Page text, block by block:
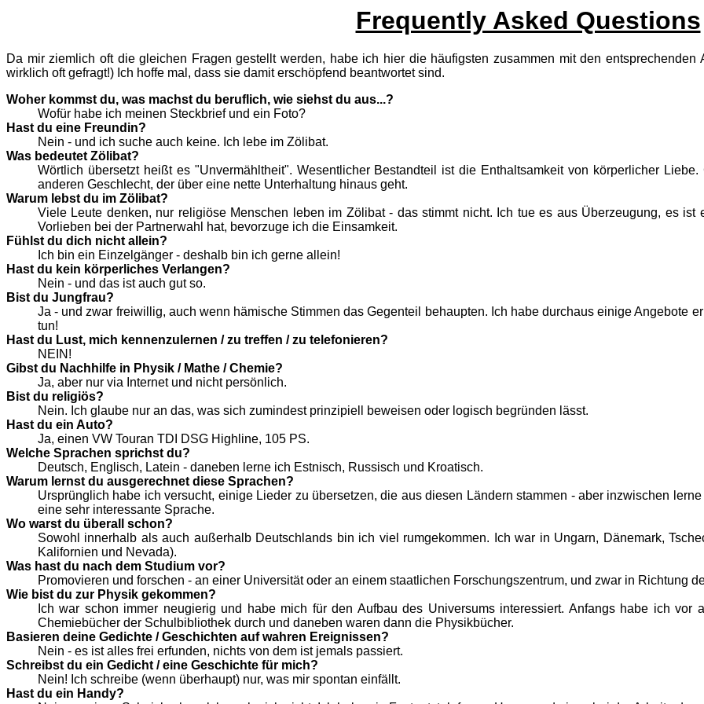
Frequently Asked Questions
Da mir ziemlich oft die gleichen Fragen gestellt werden, habe ich hier die häufigsten zusammen mit den
wirklich oft gefragt!) Ich hoffe mal, dass sie damit erschöpfend beantwortet sind.
Woher kommst du, was machst du beruflich, wie siehst du aus...?
Wofür habe ich meinen Steckbrief und ein Foto?
Hast du eine Freundin?
Nein - und ich suche auch keine. Ich lebe im Zölibat.
Was bedeutet Zölibat?
Wörtlich übersetzt heißt es "Unvermähltheit". Wesentlicher Bestandteil ist die Enthaltsamkeit von körperlicher
anderen Geschlecht, der über eine nette Unterhaltung hinaus geht.
Warum lebst du im Zölibat?
Viele Leute denken, nur religiöse Menschen leben im Zölibat - das stimmt nicht. Ich tue es aus Überzeugung, es
Vorlieben bei der Partnerwahl hat, bevorzuge ich die Einsamkeit.
Fühlst du dich nicht allein?
Ich bin ein Einzelgänger - deshalb bin ich gerne allein!
Hast du kein körperliches Verlangen?
Nein - und das ist auch gut so.
Bist du Jungfrau?
Ja - und zwar freiwillig, auch wenn hämische Stimmen das Gegenteil behaupten. Ich habe durchaus einige Angebote
tun!
Hast du Lust, mich kennenzulernen / zu treffen / zu telefonieren?
NEIN!
Gibst du Nachhilfe in Physik / Mathe / Chemie?
Ja, aber nur via Internet und nicht persönlich.
Bist du religiös?
Nein. Ich glaube nur an das, was sich zumindest prinzipiell beweisen oder logisch begründen lässt.
Hast du ein Auto?
Ja, einen VW Touran TDI DSG Highline, 105 PS.
Welche Sprachen sprichst du?
Deutsch, Englisch, Latein - daneben lerne ich Estnisch, Russisch und Kroatisch.
Warum lernst du ausgerechnet diese Sprachen?
Ursprünglich habe ich versucht, einige Lieder zu übersetzen, die aus diesen Ländern stammen - aber inzwischen
eine sehr interessante Sprache.
Wo warst du überall schon?
Sowohl innerhalb als auch außerhalb Deutschlands bin ich viel rumgekommen. Ich war in Ungarn, Dänemark,
Kalifornien und Nevada).
Was hast du nach dem Studium vor?
Promovieren und forschen - an einer Universität oder an einem staatlichen Forschungszentrum, und zwar in Richtung
Wie bist du zur Physik gekommen?
Ich war schon immer neugierig und habe mich für den Aufbau des Universums interessiert. Anfangs habe ich
Chemiebücher der Schulbibliothek durch und daneben waren dann die Physikbücher.
Basieren deine Gedichte / Geschichten auf wahren Ereignissen?
Nein - es ist alles frei erfunden, nichts von dem ist jemals passiert.
Schreibst du ein Gedicht / eine Geschichte für mich?
Nein! Ich schreibe (wenn überhaupt) nur, was mir spontan einfällt.
Hast du ein Handy?